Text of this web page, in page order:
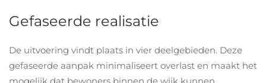
Gefaseerde realisatie
De uitvoering vindt plaats in vier deelgebieden. Deze
gefaseerde aanpak minimaliseert overlast en maakt het